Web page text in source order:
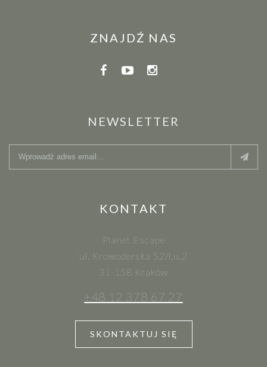
ZNAJDŹ NAS
NEWSLETTER
KONTAKT
Planet Escape
ul. Krowoderska 52/l.u.2
31-158 Kraków
+48 12 378 67 27
SKONTAKTUJ SIĘ